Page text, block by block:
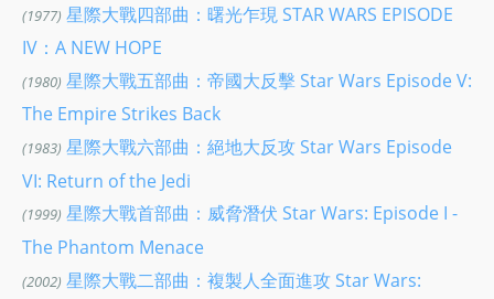
(1977) 星際大戰四部曲：曙光乍現 STAR WARS EPISODE
IV：A NEW HOPE
(1980) 星際大戰五部曲：帝國大反擊 Star Wars Episode V:
The Empire Strikes Back
(1983) 星際大戰六部曲：絕地大反攻 Star Wars Episode
VI: Return of the Jedi
(1999) 星際大戰首部曲：威脅潛伏 Star Wars: Episode I -
The Phantom Menace
(2002) 星際大戰二部曲：複製人全面進攻 Star Wars: